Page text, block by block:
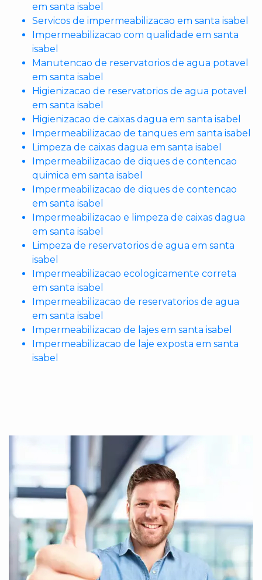
em santa isabel
Servicos de impermeabilizacao em santa isabel
Impermeabilizacao com qualidade em santa
isabel
Manutencao de reservatorios de agua potavel
em santa isabel
Higienizacao de reservatorios de agua potavel
em santa isabel
Higienizacao de caixas dagua em santa isabel
Impermeabilizacao de tanques em santa isabel
Limpeza de caixas dagua em santa isabel
Impermeabilizacao de diques de contencao
quimica em santa isabel
Impermeabilizacao de diques de contencao
em santa isabel
Impermeabilizacao e limpeza de caixas dagua
em santa isabel
Limpeza de reservatorios de agua em santa
isabel
Impermeabilizacao ecologicamente correta
em santa isabel
Impermeabilizacao de reservatorios de agua
em santa isabel
Impermeabilizacao de lajes em santa isabel
Impermeabilizacao de laje exposta em santa
isabel